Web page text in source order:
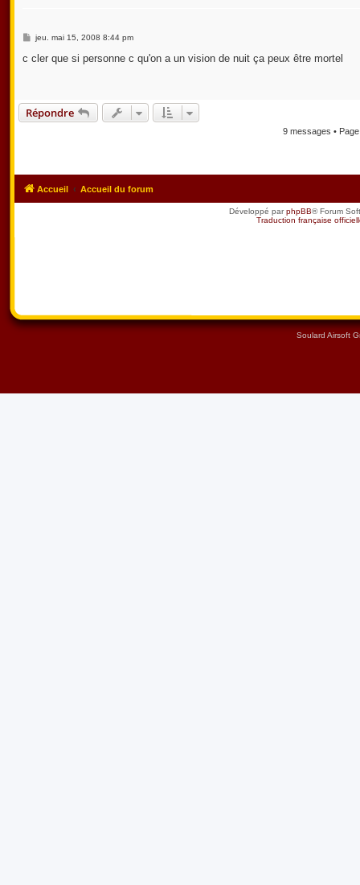
M
s
jeu. mai 15, 2008 8:44 pm
c cler que si personne c qu'on a un vision de nuit ça peux être mortel
Répondre
9 messages •
Accueil Accueil du forum
Développé parphpBB® Forum
Traduction française
Soulard Airsoft